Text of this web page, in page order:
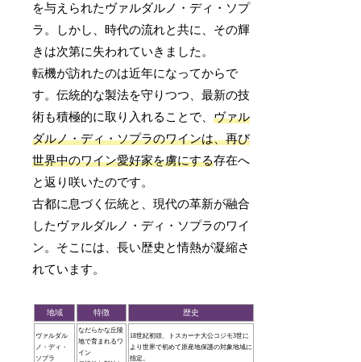
を与えられたヴァルダルノ・ディ・ソプ
ラ。しかし、時代の流れと共に、その輝
きは次第に失われていきました。
転機が訪れたのは近年になってからで
す。伝統的な製法を守りつつ、最新の技
術も積極的に取り入れることで、ヴァル
ダルノ・ディ・ソプラのワインは、再び
世界中のワイン愛好家を虜にする存在へ
と返り咲いたのです。
古都に息づく伝統と、現代の革新が融合
したヴァルダルノ・ディ・ソプラのワイ
ン。そこには、長い歴史と情熱が凝縮さ
れています。
地域 特徴 歴史
ヴァルダル
ノ・ディ・
ソプラ
なだらかな丘陵
地で育まれるワ
イン
18世紀初頭、トスカーナ大公コジモ3世に
より世界で初めて原産地保護の対象地域に
指定。